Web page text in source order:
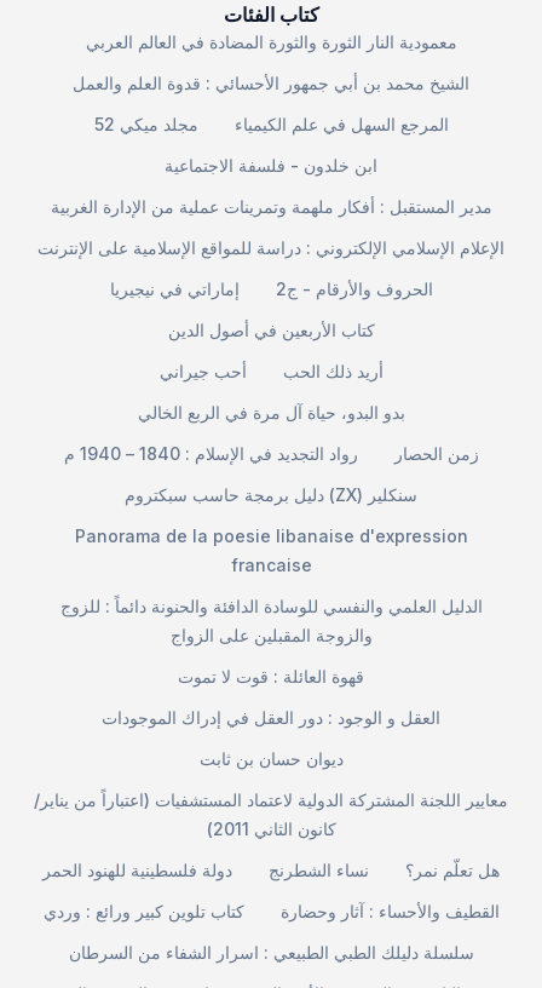
كتاب الفئات
معمودية النار الثورة والثورة المضادة في العالم العربي
الشيخ محمد بن أبي جمهور الأحسائي : قدوة العلم والعمل
مجلد ميكي 52
المرجع السهل في علم الكيمياء
ابن خلدون - فلسفة الاجتماعية
مدير المستقبل : أفكار ملهمة وتمرينات عملية من الإدارة الغربية
الإعلام الإسلامي الإلكتروني : دراسة للمواقع الإسلامية على الإنترنت
إماراتي في نيجيريا
الحروف والأرقام - ج2
كتاب الأربعين في أصول الدين
أحب جيراني
أريد ذلك الحب
بدو البدو، حياة آل مرة في الربع الخالي
رواد التجديد في الإسلام : 1840 – 1940 م
زمن الحصار
دليل برمجة حاسب سبكتروم (ZX) سنكلير
Panorama de la poesie libanaise d'expression
francaise
الدليل العلمي والنفسي للوسادة الدافئة والحنونة دائماً : للزوج
والزوجة المقبلين على الزواج
قهوة العائلة : قوت لا تموت
العقل و الوجود : دور العقل في إدراك الموجودات
ديوان حسان بن ثابت
معايير اللجنة المشتركة الدولية لاعتماد المستشفيات (اعتباراً من يناير/
كانون الثاني 2011)
دولة فلسطينية للهنود الحمر
نساء الشطرنج
هل تعلّم نمر؟
كتاب تلوين كبير ورائع : وردي
القطيف والأحساء : آثار وحضارة
سلسلة دليلك الطبي الطبيعي : اسرار الشفاء من السرطان